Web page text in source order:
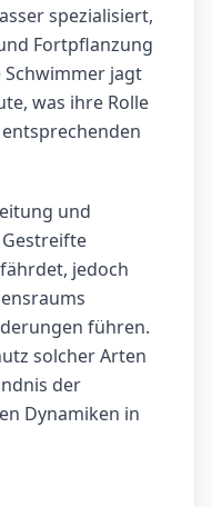
spezialisiert,
Fortpflanzung
jagt
was ihre Rolle
und
jedoch
führen.
solcher Arten
der
Dynamiken in